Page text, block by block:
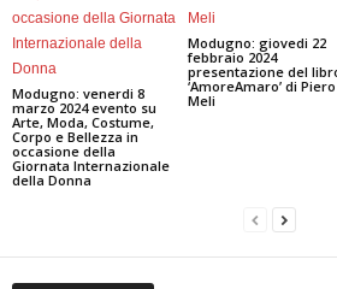
Modugno: venerdi 8
marzo 2024 evento su
Arte, Moda, Costume,
Corpo e Bellezza in
occasione della
Giornata Internazionale
della Donna
Modugno: giovedi 22
febbraio 2024
presentazione del
‘AmoreAmaro’ di Piero
Meli